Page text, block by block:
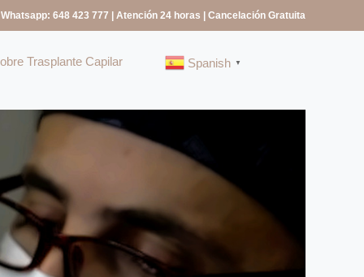
648 423 777 | Atención 24 horas | Cancelación Gratuita
Trasplante Capilar Spanish ▼